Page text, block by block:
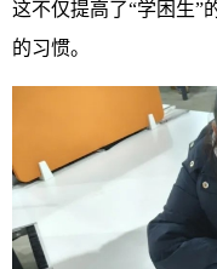
这不仅提高了“学困生”
的习惯。